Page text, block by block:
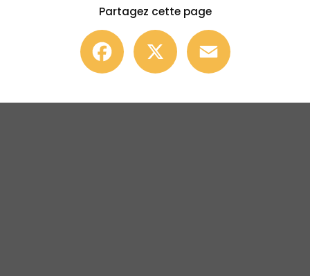
Partagez cette page
Facebook